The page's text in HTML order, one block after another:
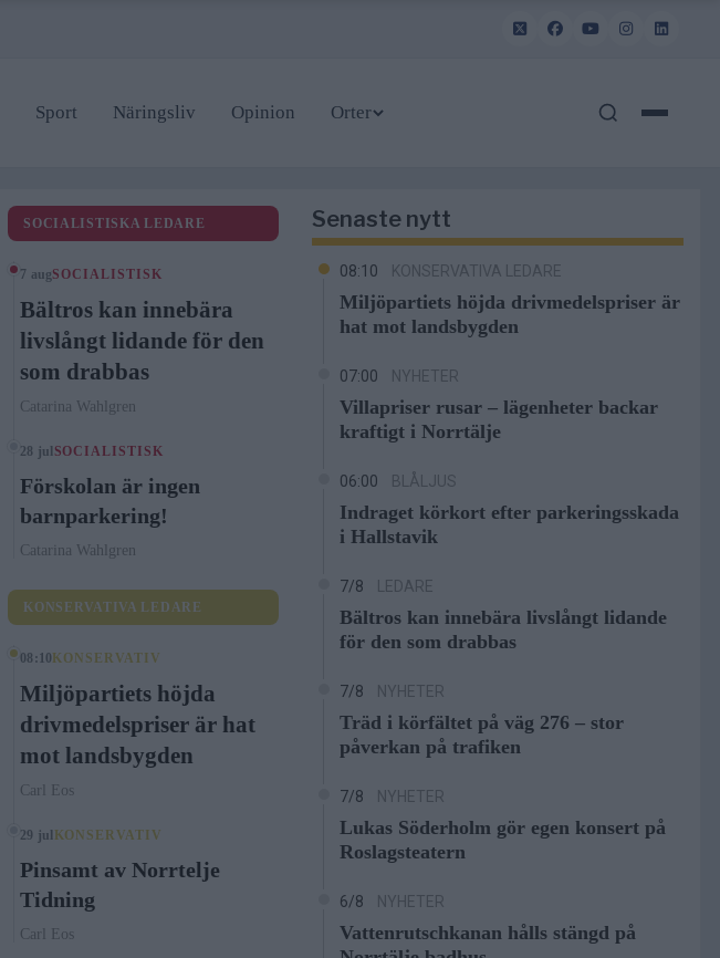
Sport Näringsliv Opinion Orter
SOCIALISTISKA LEDARE
7 augSOCIALISTISK
Bältros kan innebära
livslångt lidande för den
som drabbas
Catarina Wahlgren
28 jul SOCIALISTISK
Förskolan är ingen
barnparkering!
Catarina Wahlgren
KONSERVATIVA LEDARE
08:10 KONSERVATIV
Miljöpartiets höjda
drivmedelspriser är hat
mot landsbygden
Carl Eos
29 jul KONSERVATIV
Pinsamt av Norrtelje
Tidning
Carl Eos
Senaste nytt
08:10 KONSERVATIVA LEDARE
Miljöpartiets höjda drivmedelspriser är
hat mot landsbygden
07:00 NYHETER
Villapriser rusar – lägenheter backar
kraftigt i Norrtälje
06:00 BLÅLJUS
Indraget körkort efter parkeringsskada
i Hallstavik
7/8 LEDARE
Bältros kan innebära livslångt lidande
för den som drabbas
7/8 NYHETER
Träd i körfältet på väg 276 – stor
påverkan på trafiken
7/8 NYHETER
Lukas Söderholm gör egen konsert på
Roslagsteatern
6/8 NYHETER
Vattenrutschkanan hålls stängd på